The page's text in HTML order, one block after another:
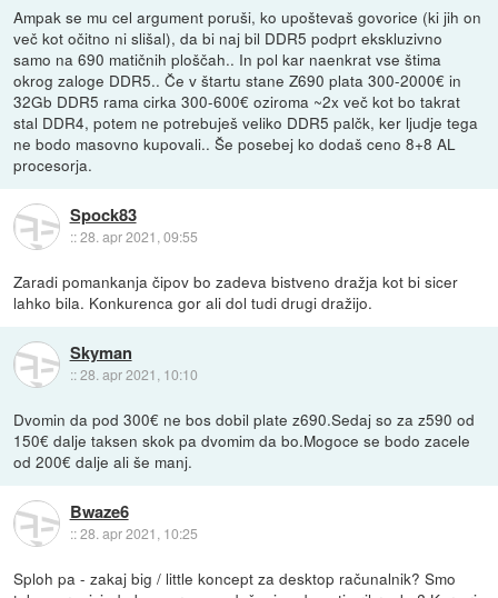
Ampak se mu cel argument poruši, ko upoštevaš govorice (ki jih on
več kot očitno ni slišal), da bi naj bil DDR5 podprt ekskluzivno
samo na 690 matičnih ploščah.. In pol kar naenkrat vse štima
okrog zaloge DDR5.. Če v štartu stane Z690 plata 300-2000€ in
32Gb DDR5 rama cirka 300-600€ oziroma ~2x več kot bo takrat
stal DDR4, potem ne potrebuješ veliko DDR5 palčk, ker ljudje tega
ne bodo masovno kupovali.. Še posebej ko dodaš ceno 8+8 AL
procesorja.
Spock83
::28. apr 2021, 09:55
Zaradi pomankanja čipov bo zadeva bistveno dražja kot bi sicer
lahko bila. Konkurenca gor ali dol tudi drugi dražijo.
Skyman
::28. apr 2021, 10:10
Dvomin da pod 300€ ne bos dobil plate z690.Sedaj so za z590 od
150€ dalje taksen skok pa dvomim da bo.Mogoce se bodo zacele
od 200€ dalje ali še manj.
Bwaze6
::28. apr 2021, 10:25
Sploh pa - zakaj big / little koncept za desktop računalnik? Smo